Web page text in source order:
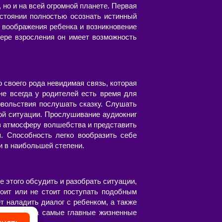
и на всей огромной планете. Первая
полностью осознать истинный
ребенка и возникновение
взросления он имеет возможность
рода невидимая связь, которая
всегда у родителей есть время для
послушать сказку. Слушать
ситуации. Прослушивание аудиокниг
атмосферу волшебства и представить
легко вообразить себе
в наибольшей степени.
обсудить и разобрать ситуации,
или не стоит поступать подобным
наладить диалог с ребенком, а также
на самые главные жизненные